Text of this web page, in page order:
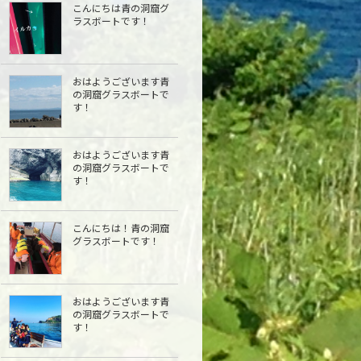
こんにちは青の洞窟グ
ラスボートです！
おはようございます青
の洞窟グラスボートで
す！
おはようございます青
の洞窟グラスボートで
す！
こんにちは︎！青の洞窟
グラスボートです！
おはようございます青
の洞窟グラスボートで
す！